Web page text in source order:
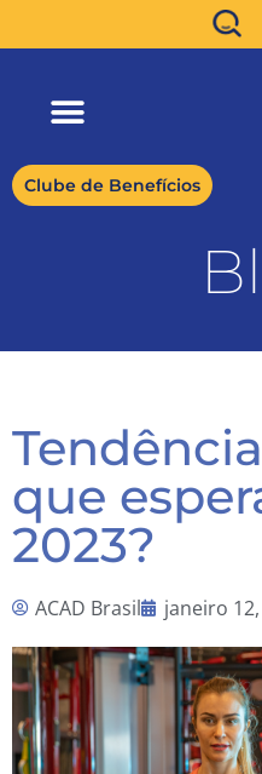
Clube de Benefícios
que
2023?
ACAD Brasil janeiro